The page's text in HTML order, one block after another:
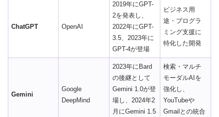
ChatGPT OpenAI
2019年にGPT-
2を発表し、
2022年にGPT-
3.5、2023年に
GPT-4が登場
ビジネス用
途・プログラ
ミング支援に
特化した開発
Gemini
Google
DeepMind
2023年にBard
の後継として
Gemini 1.0が登
場し、2024年2
月にGemini 1.5
検索・マルチ
モーダルAIを
強化し、
YouTubeや
Gmailとの統合